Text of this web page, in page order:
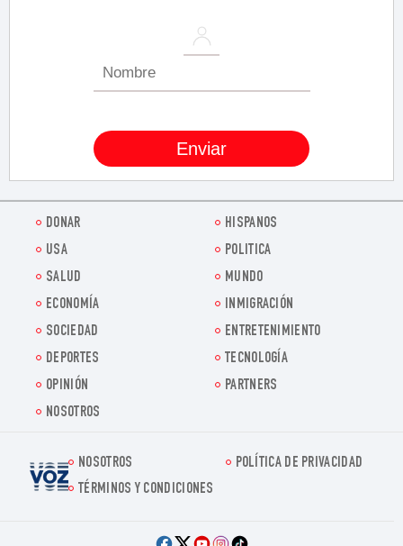
DONAR
HISPANOS
USA
POLITICA
SALUD
MUNDO
ECONOMÍA
INMIGRACIÓN
SOCIEDAD
ENTRETENIMIENTO
DEPORTES
TECNOLOGÍA
OPINIÓN
PARTNERS
NOSOTROS
Voz.us
NOSOTROS
POLÍTICA DE PRIVACIDAD
TÉRMINOS Y CONDICIONES